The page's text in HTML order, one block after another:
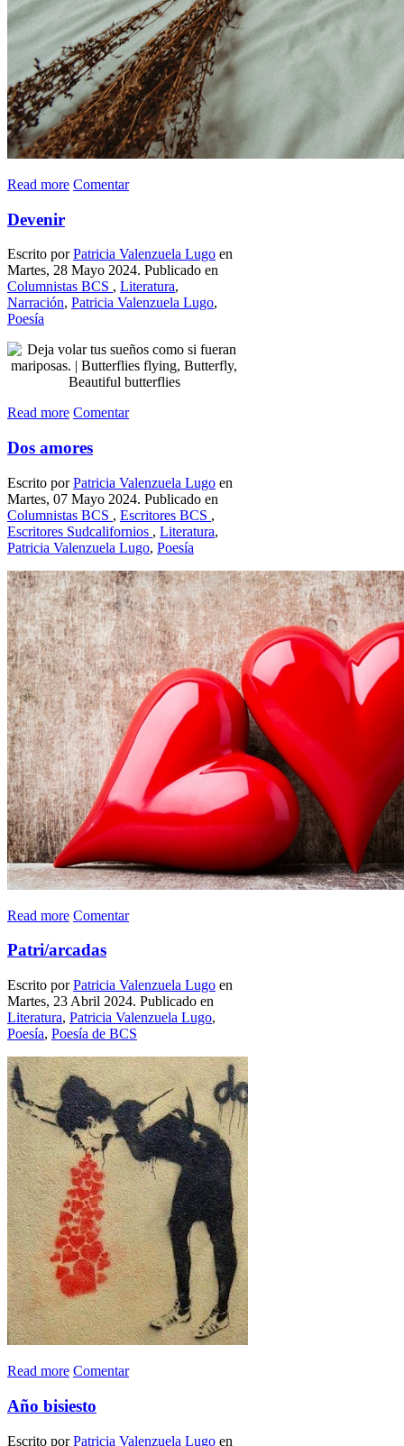
Read more Comentar
Devenir
Escrito porPatricia Valenzuela Lugo en
Martes, 28 Mayo 2024. Publicado en
Columnistas BCS , Literatura,
Narración, Patricia Valenzuela Lugo,
Poesía
Read more Comentar
Dos amores
Escrito porPatricia Valenzuela Lugo en
Martes, 07 Mayo 2024. Publicado en
Columnistas BCS , Escritores BCS ,
Escritores Sudcalifornios , Literatura,
Patricia Valenzuela Lugo, Poesía
Read more Comentar
Patri/arcadas
Escrito porPatricia Valenzuela Lugo en
Martes, 23 Abril 2024. Publicado en
Literatura, Patricia Valenzuela Lugo,
Poesía, Poesía de BCS
Read more Comentar
Año bisiesto
Escrito porPatricia Valenzuela Lugo en